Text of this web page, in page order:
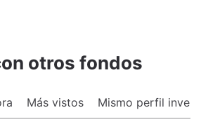
otros fondos
Más vistos Mismo perfil